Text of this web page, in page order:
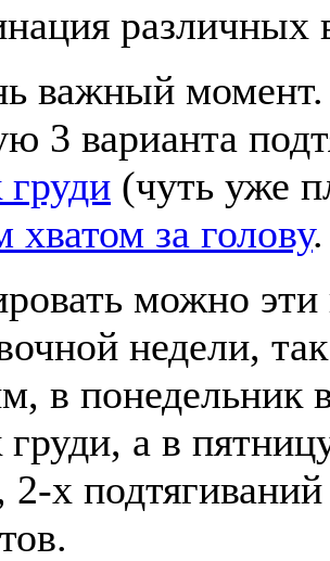
различных
важный
3 варианта
груди (чуть уже
за голову.
можно эти
недели,
в понедельник
груди, а в
2-х